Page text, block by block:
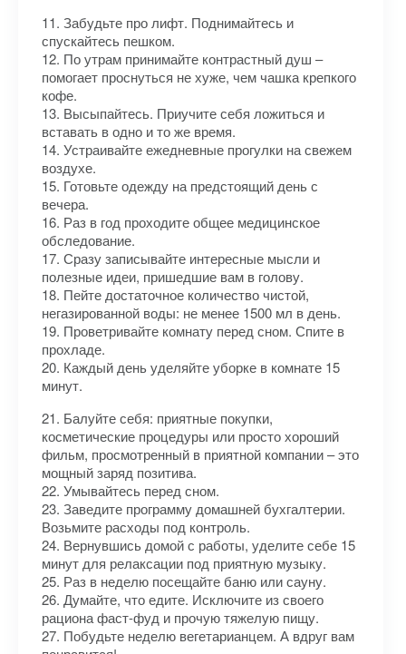
11. Забудьте про лифт. Поднимайтесь и
спускайтесь пешком.
12. По утрам принимайте контрастный душ –
помогает проснуться не хуже, чем чашка крепкого
кофе.
13. Высыпайтесь. Приучите себя ложиться и
вставать в одно и то же время.
14. Устраивайте ежедневные прогулки на свежем
воздухе.
15. Готовьте одежду на предстоящий день с
вечера.
16. Раз в год проходите общее медицинское
обследование.
17. Сразу записывайте интересные мысли и
полезные идеи, пришедшие вам в голову.
18. Пейте достаточное количество чистой,
негазированной воды: не менее 1500 мл в день.
19. Проветривайте комнату перед сном. Спите в
прохладе.
20. Каждый день уделяйте уборке в комнате 15
минут.
21. Балуйте себя: приятные покупки,
косметические процедуры или просто хороший
фильм, просмотренный в приятной компании – это
мощный заряд позитива.
22. Умывайтесь перед сном.
23. Заведите программу домашней бухгалтерии.
Возьмите расходы под контроль.
24. Вернувшись домой с работы, уделите себе 15
минут для релаксации под приятную музыку.
25. Раз в неделю посещайте баню или сауну.
26. Думайте, что едите. Исключите из своего
рациона фаст-фуд и прочую тяжелую пищу.
27. Побудьте неделю вегетарианцем. А вдруг вам